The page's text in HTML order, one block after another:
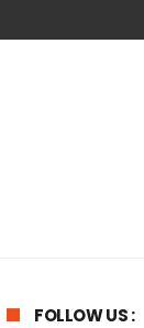
FOLLOW US :